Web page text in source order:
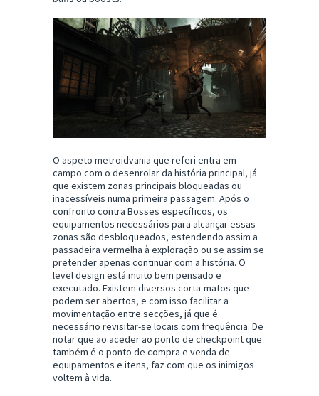
O aspeto metroidvania que referi entra em
campo com o desenrolar da história principal, já
que existem zonas principais bloqueadas ou
inacessíveis numa primeira passagem. Após o
confronto contra Bosses específicos, os
equipamentos necessários para alcançar essas
zonas são desbloqueados, estendendo assim a
passadeira vermelha à exploração ou se assim se
pretender apenas continuar com a história. O
level design está muito bem pensado e
executado. Existem diversos corta-matos que
podem ser abertos, e com isso facilitar a
movimentação entre secções, já que é
necessário revisitar-se locais com frequência. De
notar que ao aceder ao ponto de checkpoint que
também é o ponto de compra e venda de
equipamentos e itens, faz com que os inimigos
voltem à vida.